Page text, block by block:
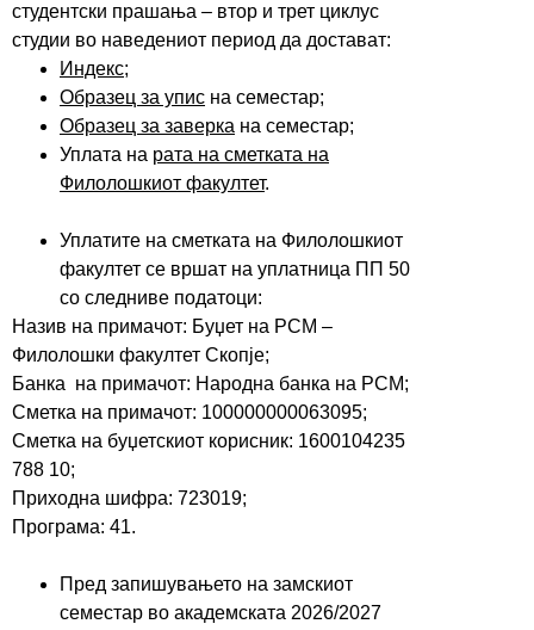
студентски прашања – втор и трет циклус
студии во наведениот период да достават:
И ндекс;
Образец за упис на семестар;
Образец за заверка на семестар;
Уплата на рата на сметката на
Филолошкиот факултет.
Уплатите на сметката на Филолошкиот
факултет се вршат на уплатница ПП 50
со следниве податоци:
Назив на примачот: Буџет на РСМ –
Филолошки факултет Скопје;
Банка на примачот: Народна банка на РСМ;
Сметка на примачот: 100000000063095;
Сметка на буџетскиот корисник: 1600104235
788 10;
Приходна шифра: 723019;
Програма: 41.
Пред запишувањето на замскиот
семестар во академската 2026/2027